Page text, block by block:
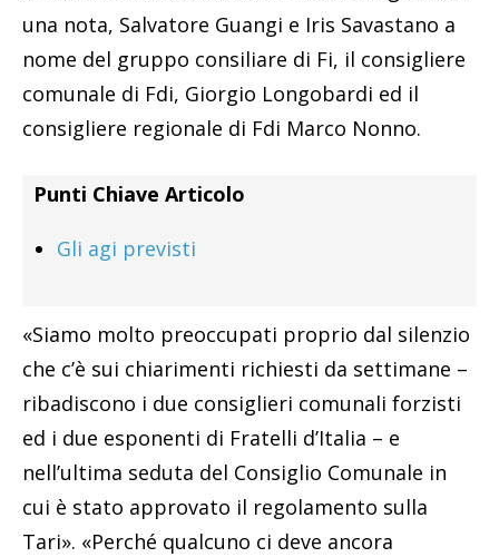
una nota, Salvatore Guangi e Iris Savastano a
nome del gruppo consiliare di Fi, il consigliere
comunale di Fdi, Giorgio Longobardi ed il
consigliere regionale di Fdi Marco Nonno.
Punti Chiave Articolo
Gli agi previsti
«Siamo molto preoccupati proprio dal silenzio
che c’è sui chiarimenti richiesti da settimane –
ribadiscono i due consiglieri comunali forzisti
ed i due esponenti di Fratelli d’Italia – e
nell’ultima seduta del Consiglio Comunale in
cui è stato approvato il regolamento sulla
Tari». «Perché qualcuno ci deve ancora